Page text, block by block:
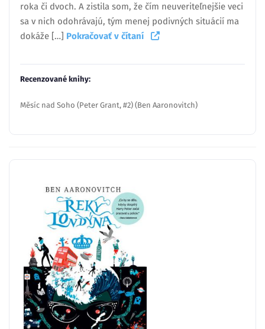
roka či dvoch. A zistila som, že čím neuveriteľnejšie veci
sa v nich odohrávajú, tým menej podivných situácií ma
dokáže […] Pokračovať v čítaní
Recenzované knihy:
Měsíc nad Soho (Peter Grant, #2) (Ben Aaronovitch)